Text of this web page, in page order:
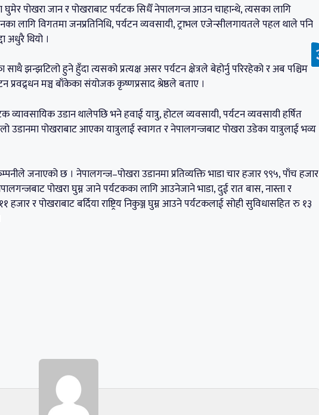
पोखरा जान र पोखराबाट पर्यटक सिधैँ नेपालगन्ज आउन चाहान्थे, त्यसका लागि
लागि विगतमा जनप्रतिनिधि, पर्यटन व्यवसायी, ट्राभल एजेन्सीलगायतले पहल थाले पनि
अधुरै थियो ।
झन्झटिलो हुने हुँदा त्यसको प्रत्यक्ष असर पर्यटन क्षेत्रले बेहोर्नु परिरहेको र अब पश्चिम
प्रवद्र्धन मञ्च बाँकेका संयोजक कृष्णप्रसाद श्रेष्ठले बताए ।
उडान थालेपछि भने हवाई यात्रु, होटल व्यवसायी, पर्यटन व्यवसायी हर्षित
पोखराबाट आएका यात्रुलाई स्वागत र नेपालगन्जबाट पोखरा उडेका यात्रुलाई भव्य
जनाएको छ । नेपालगन्ज–पोखरा उडानमा प्रतिव्यक्ति भाडा चार हजार ९९५, पाँच हजार
पोखरा घुम्न जाने पर्यटकका लागि आउनेजाने भाडा, दुई रात बास, नास्ता र
र पोखराबाट बर्दिया राष्ट्रिय निकुञ्ज घुम्न आउने पर्यटकलाई सोही सुविधासहित रु १३